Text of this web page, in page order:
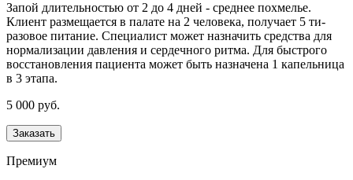
Запой длительностью от 2 до 4 дней - среднее похмелье.
Клиент размещается в палате на 2 человека, получает 5 ти-
разовое питание. Специалист может назначить средства для
нормализации давления и сердечного ритма. Для быстрого
восстановления пациента может быть назначена 1 капельница
в 3 этапа.
5 000 руб.
Заказать
Премиум